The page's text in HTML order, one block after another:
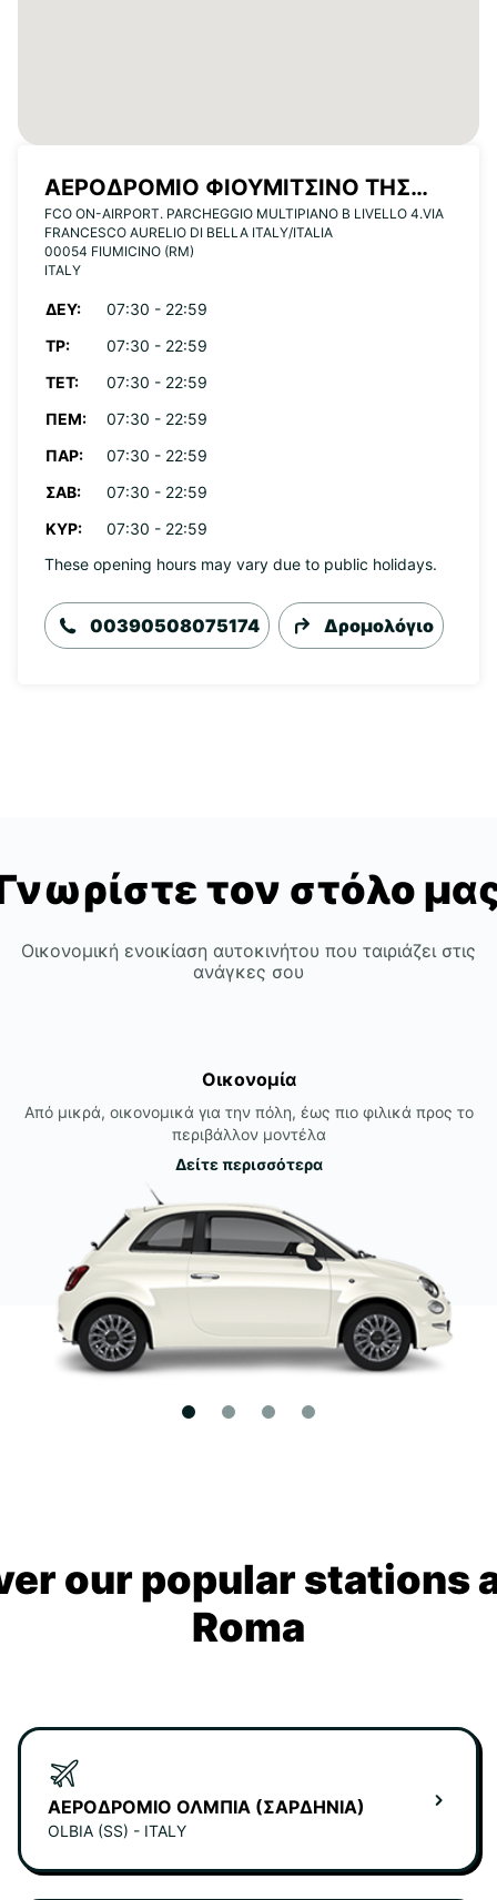
ΑΕΡΟΔΡΌΜΙΟ ΦΙΟΥΜΙΤΣΊΝΟ ΤΗΣ
ΡΏΜΗΣ
FCO ON-AIRPORT. PARCHEGGIO MULTIPIANO B LIVELLO 4.VIA
FRANCESCO AURELIO DI BELLA ITALY/ITALIA
00054 FIUMICINO (RM)
ITALY
ΔΕΥ:
07:30 - 22:59
ΤΡ:
07:30 - 22:59
ΤΕΤ:
07:30 - 22:59
ΠΈΜ:
07:30 - 22:59
ΠΑΡ:
07:30 - 22:59
ΣΆΒ:
07:30 - 22:59
ΚΥΡ:
07:30 - 22:59
These opening hours may vary due to public holidays.
00390508075174 Δρομολόγιο
τον στόλο
Οικονομική ενοικίαση αυτοκινήτου που ταιριάζει στις
ανάγκες σου
Οικονομία
Από μικρά, οικονομικά για την πόλη, έως πιο φιλικά προς το
περιβάλλον μοντέλα
Δείτε περισσότερα
our popular stations
Roma
ΑΕΡΟΔΡΌΜΙΟ ΌΛΜΠΙΑ (ΣΑΡΔΗΝΊΑ)
OLBIA (SS) - ITALY